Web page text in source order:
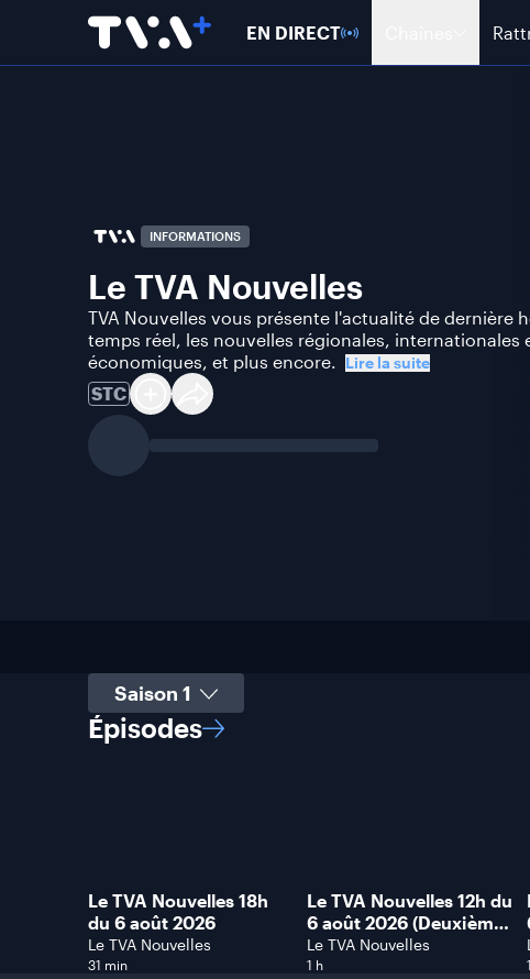
EN DIRECT
INFORMATIONS
Le TVA Nouvelles
TVA Nouvelles vous présente l'actualité de dernière
temps réel, les nouvelles régionales, internationales
économiques, et plus encore. Lire la suite
STC
Sélectionner une saison
Épisodes
Le TVA Nouvelles 18h
du 6 août 2026
Le TVA Nouvelles
31 min
Le TVA Nouvelles 12h du
6 août 2026 (Deuxième
heure)
Le TVA Nouvelles
1 h